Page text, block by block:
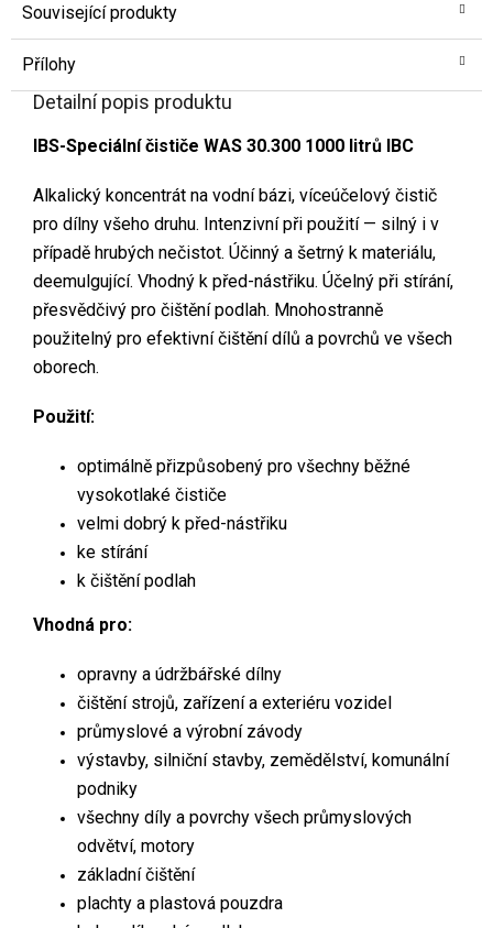
Související produkty
Přílohy
Detailní popis produktu
IBS-Speciální čističe WAS 30.300 1000 litrů IBC
Alkalický koncentrát na vodní bázi, víceúčelový čistič
pro dílny všeho druhu. Intenzivní při použití — silný i v
případě hrubých nečistot. Účinný a šetrný k materiálu,
deemulgující. Vhodný k před-nástřiku. Účelný při stírání,
přesvědčivý pro čištění podlah. Mnohostranně
použitelný pro efektivní čištění dílů a povrchů ve všech
oborech.
Použití:
optimálně přizpůsobený pro všechny běžné
vysokotlaké čističe
velmi dobrý k před-nástřiku
ke stírání
k čištění podlah
Vhodná pro:
opravny a údržbářské dílny
čištění strojů, zařízení a exteriéru vozidel
průmyslové a výrobní závody
výstavby, silniční stavby, zemědělství, komunální
podniky
všechny díly a povrchy všech průmyslových
odvětví, motory
základní čištění
plachty a plastová pouzdra